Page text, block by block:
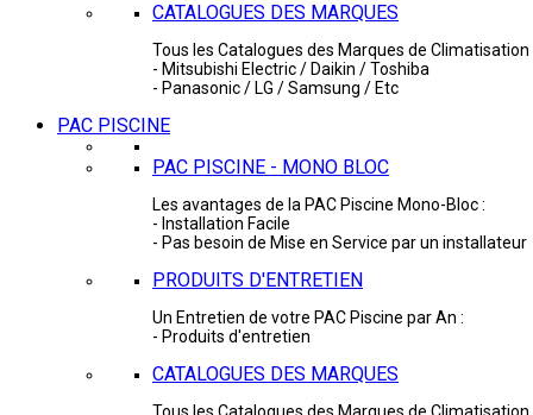
CATALOGUES DES MARQUES
Tous les Catalogues des Marques de Climatisation
- Mitsubishi Electric / Daikin / Toshiba
- Panasonic / LG / Samsung / Etc
PAC PISCINE
PAC PISCINE - MONO BLOC
Les avantages de la PAC Piscine Mono-Bloc :
- Installation Facile
- Pas besoin de Mise en Service par un installateur
PRODUITS D'ENTRETIEN
Un Entretien de votre PAC Piscine par An :
- Produits d'entretien
CATALOGUES DES MARQUES